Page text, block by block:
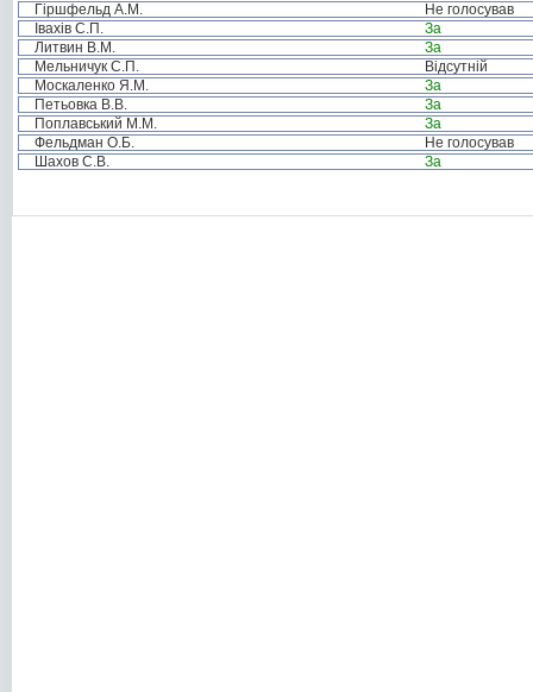
Гіршфельд А.М.
Не голосував
Івахів С.П.
За
Литвин В.М.
За
Мельничук С.П.
Відсутній
Москаленко Я.М.
За
Петьовка В.В.
За
Поплавський М.М.
За
Фельдман О.Б.
Не голосував
Шахов С.В.
За